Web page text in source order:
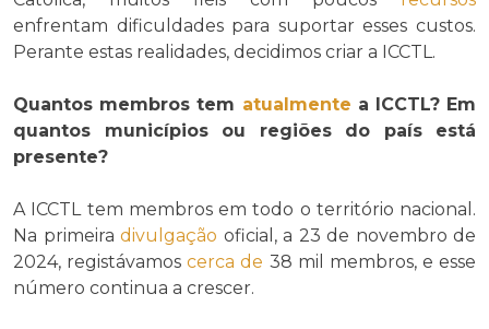
enfrentam dificuldades para suportar esses custos.
Perante estas realidades, decidimos criar a ICCTL.
Quantos membros tem atualmente a ICCTL? Em
quantos municípios ou regiões do país está
presente?
A ICCTL tem membros em todo o território nacional.
Na primeira divulgação oficial, a 23 de novembro de
2024, registávamoscerca de 38 mil membros, e esse
número continua a crescer.